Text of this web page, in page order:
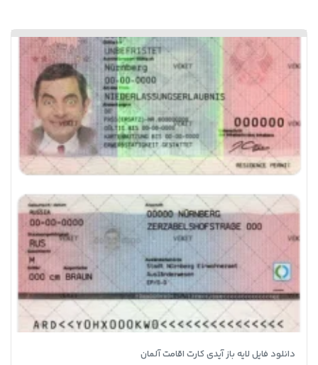
دانلود فایل لایه باز آیدی کارت اقامت آلمان